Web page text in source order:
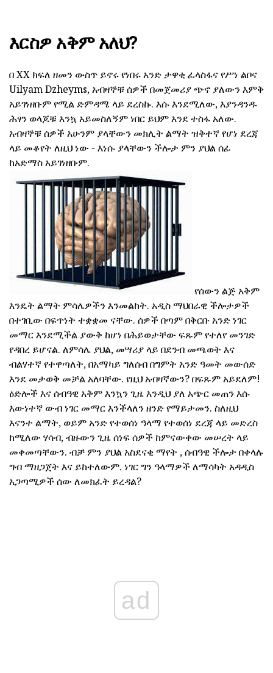
እርስዎ አቅም አለህ?
በ XX ክፍለ ዘመን ውስጥ ይኖሩ የነበሩ አንድ ታዋቂ ፈላስፋና የሥነ ልቦና
Uilyam Dzheyms, አብዛኞቹ ሰዎች በመጀመሪያ ጭኖ ያለውን እምቅ
አይገነዘቡም የሚል ድምዳሜ ላይ ደረስኩ. እሱ እንደሚለው, እያንዳንዱ
ሕፃን ወላጆቹ እንኳ አይመስለኝም ነበር ይህም እንደ ተስፋ አለው.
አብዛኞቹ ሰዎች አሁንም ያላቸውን መክሊት ልማት ዝቅተኛ የሆነ ደረጃ
ላይ መቆየት ለዚህ ነው - እነሱ ያላቸውን ችሎታ ምን ያህል ሰፊ
ከአድማስ አይገነዘቡም.
የሰውን ልጅ አቅም
እንዴት ልማት ምሳሌዎችን እንመልከት. አዲስ ማህበራዊ ችሎታዎች
በተገቢው በፍጥነት ተቋቋመ ናቸው. ሰዎች በጣም በቅርቡ አንድ ነገር
መማር እንደሚችል ያውቅ ከሆነ በሕይወታቸው ፍጹም የተለየ መንገድ
የዳበረ ይሆናል. ለምሳሌ ያህል, መሣሪያ ላይ በደንብ መጫወት እና
ብልሃተኛ የተዋጣለት, በአማካይ ግለሰብ በግምት አንድ ዓመት መውሰድ
እንደ መታወቅ መቻል አለባቸው. የዚህ አብዛኛውን? በፍጹም አይደለም!
ዕድሎች እና ሰብዓዊ አቅም እንኳን ጊዜ እንዲህ ያለ አጭር መጠን እሱ
እውነተኛ ውብ ነገር መማር እንችላለን ዘንድ የማይታመን. ስለዚህ
እናንተ ልማት, ወይም አንድ የተወሰነ ዓላማ የተወሰነ ደረጃ ላይ መድረስ
ከሚለው ሃሳብ, ብዙውን ጊዜ ሰነፍ ሰዎች ከምናውቀው መሠረት ላይ
መቀመጣቸውን. ብቻ ምን ያህል አስደናቂ ማየት , ሰብዓዊ ችሎታ በቀላሉ
ግብ ማዘጋጀት እና ይከተለውም. ነገር ግን ዓላማዎች ለማሳካት አዳዲስ
አጋጣሚዎች ሰው ለመክፈት ይረዳል?
ad